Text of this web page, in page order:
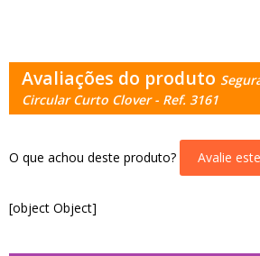
Avaliações do produto
Circular Curto Clover - Ref. 3161
O que achou deste produto? Avalie
[object Object]